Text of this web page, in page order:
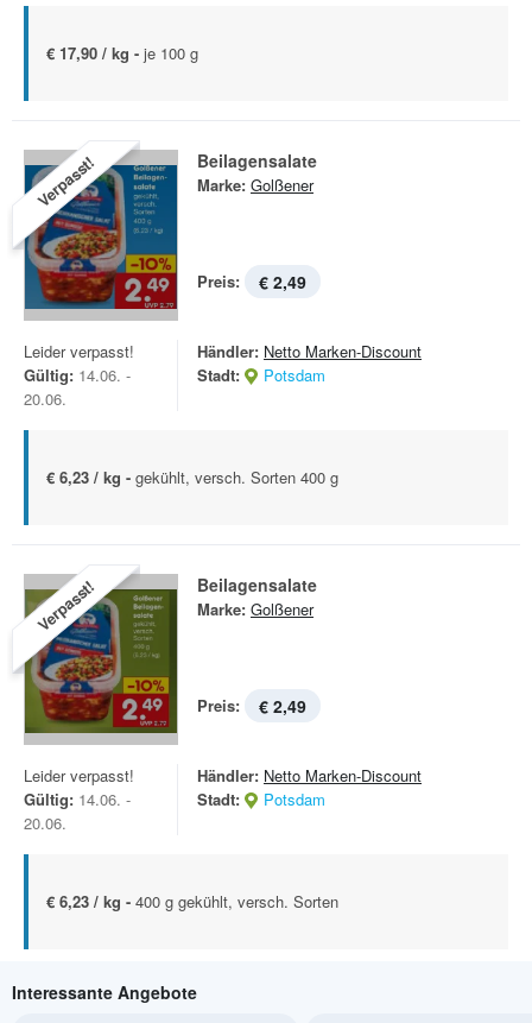
€ 17,90 / kg - je 100 g
Verpasst! Beilagensalate
Marke: Golßener
Preis: € 2,49
Leider verpasst!
Gültig: 14.06. -
20.06.
Händler: Netto Marken-Discount
Stadt:
Potsdam
€ 6,23 / kg - gekühlt, versch. Sorten 400 g
Verpasst! Beilagensalate
Marke: Golßener
Preis: € 2,49
Leider verpasst!
Gültig: 14.06. -
20.06.
Händler: Netto Marken-Discount
Stadt:
Potsdam
€ 6,23 / kg - 400 g gekühlt, versch. Sorten
Interessante Angebote